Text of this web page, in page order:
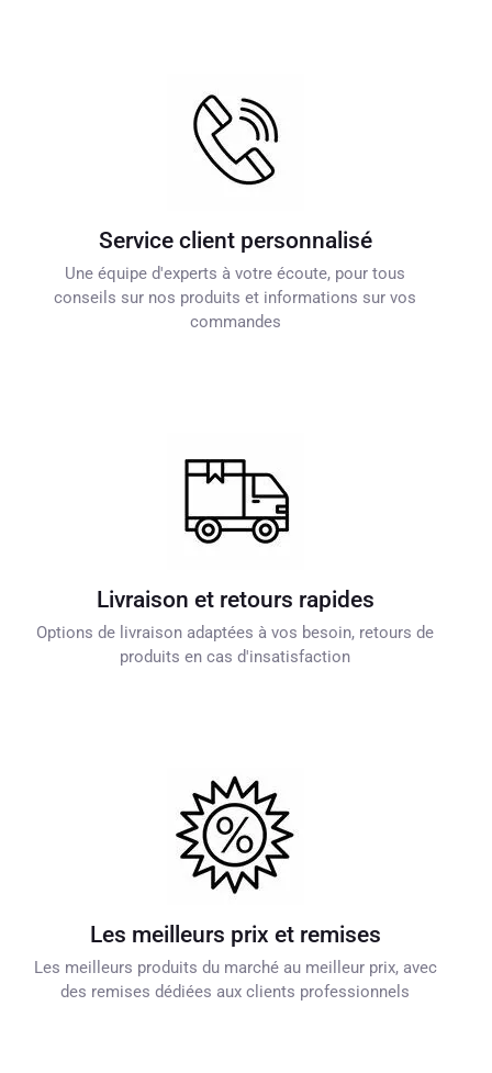
Service client personnalisé
Une équipe d'experts à votre écoute, pour tous
conseils sur nos produits et informations sur vos
commandes
Livraison et retours rapides
Options de livraison adaptées à vos besoin, retours de
produits en cas d'insatisfaction
Les meilleurs prix et remises
Les meilleurs produits du marché au meilleur prix, avec
des remises dédiées aux clients professionnels